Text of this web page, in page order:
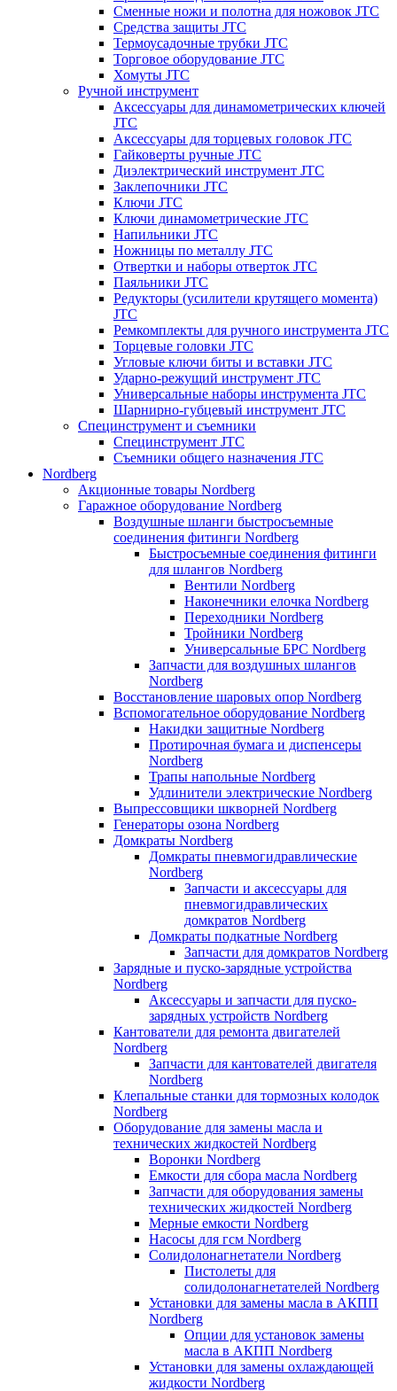
Сменные ножи и полотна для ножовок JTC
Средства защиты JTC
Термоусадочные трубки JTC
Торговое оборудование JTC
Хомуты JTC
Ручной инструмент
Аксессуары для динамометрических ключей
JTC
Аксессуары для торцевых головок JTC
Гайковерты ручные JTC
Диэлектрический инструмент JTC
Заклепочники JTC
Ключи JTC
Ключи динамометрические JTC
Напильники JTC
Ножницы по металлу JTC
Отвертки и наборы отверток JTC
Паяльники JTC
Редукторы (усилители крутящего момента)
JTC
Ремкомплекты для ручного инструмента JTC
Торцевые головки JTC
Угловые ключи биты и вставки JTC
Ударно-режущий инструмент JTC
Универсальные наборы инструмента JTC
Шарнирно-губцевый инструмент JTC
Специнструмент и съемники
Специнструмент JTC
Съемники общего назначения JTC
Nordberg
Акционные товары Nordberg
Гаражное оборудование Nordberg
Воздушные шланги быстросъемные
соединения фитинги Nordberg
Быстросъемные соединения фитинги
для шлангов Nordberg
Вентили Nordberg
Наконечники елочка Nordberg
Переходники Nordberg
Тройники Nordberg
Универсальные БРС Nordberg
Запчасти для воздушных шлангов
Nordberg
Восстановление шаровых опор Nordberg
Вспомогательное оборудование Nordberg
Накидки защитные Nordberg
Протирочная бумага и диспенсеры
Nordberg
Трапы напольные Nordberg
Удлинители электрические Nordberg
Выпрессовщики шкворней Nordberg
Генераторы озона Nordberg
Домкраты Nordberg
Домкраты пневмогидравлические
Nordberg
Запчасти и аксессуары для
пневмогидравлических
домкратов Nordberg
Домкраты подкатные Nordberg
Запчасти для домкратов Nordberg
Зарядные и пуско-зарядные устройства
Nordberg
Аксессуары и запчасти для пуско-
зарядных устройств Nordberg
Кантователи для ремонта двигателей
Nordberg
Запчасти для кантователей двигателя
Nordberg
Клепальные станки для тормозных колодок
Nordberg
Оборудование для замены масла и
технических жидкостей Nordberg
Воронки Nordberg
Емкости для сбора масла Nordberg
Запчасти для оборудования замены
технических жидкостей Nordberg
Мерные емкости Nordberg
Насосы для гсм Nordberg
Солидолонагнетатели Nordberg
Пистолеты для
солидолонагнетателей Nordberg
Установки для замены масла в АКПП
Nordberg
Опции для установок замены
масла в АКПП Nordberg
Установки для замены охлаждающей
жидкости Nordberg